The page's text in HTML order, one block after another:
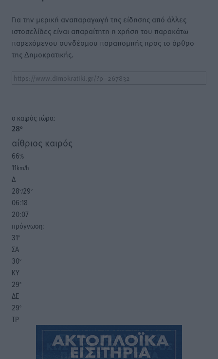
Για την μερική αναπαραγωγή της είδησης από άλλες
ιστοσελίδες είναι απαραίτητη η χρήση του παρακάτω
παρεχόμενου συνδέσμου παραπομπής προς το άρθρο
της Δημοκρατικής.
o καιρός τώρα:
28°
αίθριος καιρός
66%
11km/h
Δ
28°/29°
06:18
20:07
πρόγνωση:
31°
ΣΑ
30°
ΚΥ
29°
ΔΕ
29°
ΤΡ